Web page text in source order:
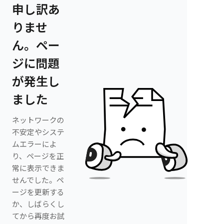
申し訳あ
りませ
ん。ペー
ジに問題
が発生し
ました
ネットワークの
不安定やシステ
ムエラーによ
り、ページを正
常に表示できま
せんでした。ペ
ージを更新する
か、しばらくし
てから再度お試